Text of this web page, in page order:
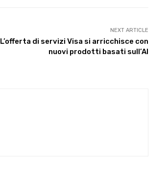
NEXT ARTICLE
L’offerta di servizi Visa si arricchisce con
nuovi prodotti basati sull’AI